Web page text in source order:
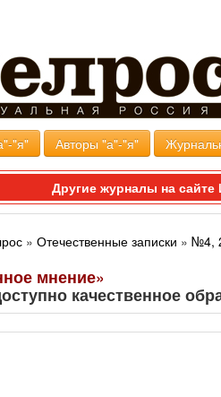
"я" Авторы "а"-"я"
Другие журналы на
» Отечественные записки » №4,
мнение»
качественное